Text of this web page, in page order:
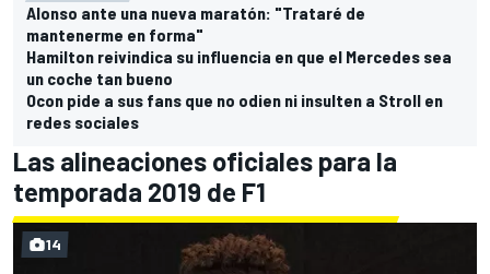
Alonso ante una nueva maratón: "Trataré de
mantenerme en forma"
Hamilton reivindica su influencia en que el Mercedes sea
un coche tan bueno
Ocon pide a sus fans que no odien ni insulten a Stroll en
redes sociales
Las alineaciones oficiales para la
temporada 2019 de F1
14